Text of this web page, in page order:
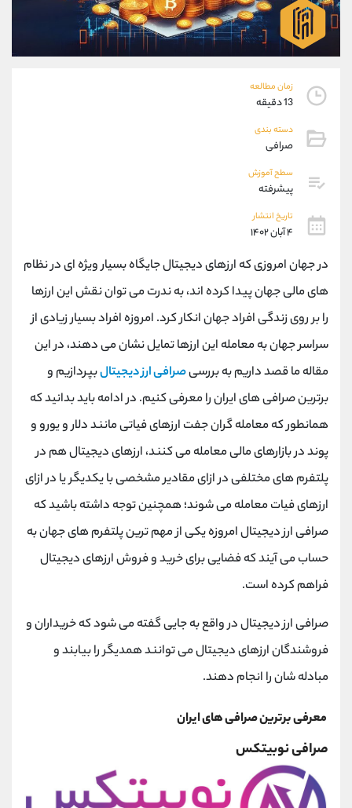
زمان مطالعه
13 دقیقه
دسته بندی
صرافی
سطح آموزش
پیشرفته
تاریخ انتشار
۴ آبان ۱۴۰۲
در جهان امروزی که ارزهای دیجیتال جایگاه بسیار ویژه ای در نظام
های مالی جهان پیدا کرده اند، به ندرت می توان نقش این ارزها
را بر روی زندگی افراد جهان انکار کرد. امروزه افراد بسیار زیادی از
سراسر جهان به معامله این ارزها تمایل نشان می دهند، در این
مقاله ما قصد داریم به بررسیصرافی ارز دیجیتالبپردازیم و
برترین صرافی های ایران را معرفی کنیم. در ادامه باید بدانید که
همانطور‌ که معامله گران جفت‌ ارزهای فیاتی مانند دلار و یورو و
پوند در بازارهای مالی معامله می کنند،‌ ارزهای دیجیتال هم در
پلتفرم‌ های مختلفی در ازای مقادیر مشخصی با یکدیگر یا در ازای
ارزهای فیات معامله می ‌شوند؛ همچنین توجه داشته باشید که
صرافی ارز دیجیتال امروزه یکی از مهم ترین پلتفرم های جهان به
حساب می آیند که فضایی برای خرید و فروش ارزهای دیجیتال
فراهم کرده است.
صرافی ارز دیجیتال در واقع به جایی گفته می شود که خریداران و
فروشندگان ارزهای دیجیتال می ‌توانند همدیگر را بیابند و
مبادله‌ شان را انجام دهند.
معرفی برترین صرافی های ایران
صرافی نوبیتکس
09194198792
واتساپ شروع گفتگو
تلگرام @Armteam_admin_33
پشتیبان فروش
موبایل
واتساپ
داخلی
اطلاعات تماس (دفتر فروش)
021-22021030
بدون پیش شماره 90001030
اینستاگرام @alireza.mehrabii
کانال تلگرام @alirezamehrabi_com